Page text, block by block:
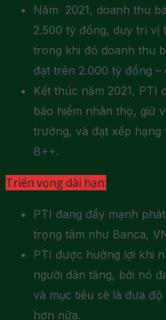
Năm 2021, doanh thu
2.500 tỷ đồng, duy trì vị
trong khi đó doanh thu
đạt trên 2.000 tỷ đồng –
Kết thúc năm 2021, PTI
bảo hiểm nhân thọ, giữ
trường, và đạt xếp
B++.
Triển vọng dài hạn:
PTI đang đẩy mạnh
trọng tâm như Banca,
PTI được hưởng lợi khi
người dân tăng, bởi nó
và mục tiêu sẽ là đưa
hơn nữa.